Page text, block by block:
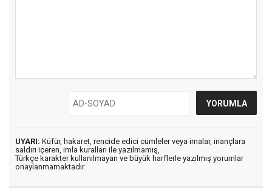
UYARI: Küfür, hakaret, rencide edici cümleler veya imalar, inançlara
saldırı içeren, imla kuralları ile yazılmamış,
Türkçe karakter kullanılmayan ve büyük harflerle yazılmış yorumlar
onaylanmamaktadır.